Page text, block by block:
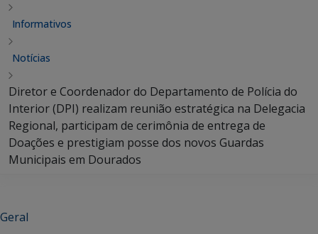
Informativos
Notícias
Diretor e Coordenador do Departamento de Polícia do
Interior (DPI) realizam reunião estratégica na Delegacia
Regional, participam de cerimônia de entrega de
Doações e prestigiam posse dos novos Guardas
Municipais em Dourados
Geral